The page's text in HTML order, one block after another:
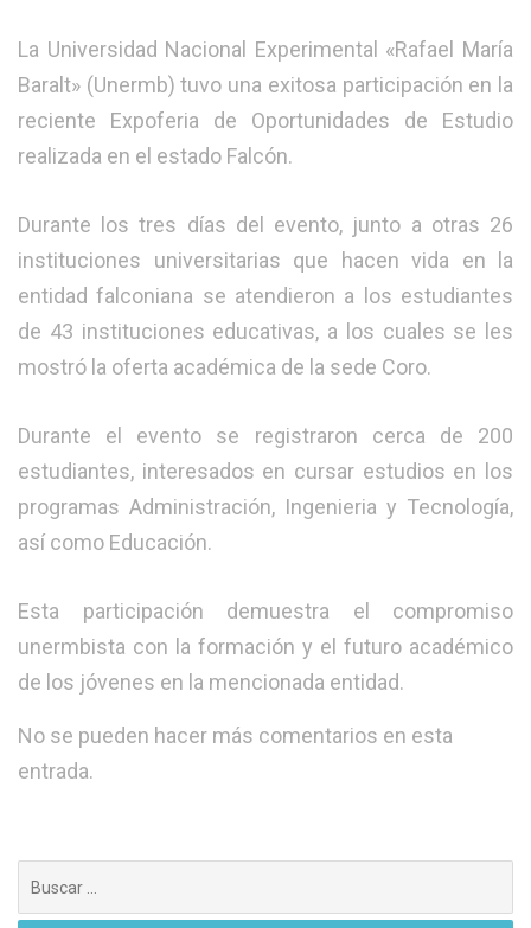
La Universidad Nacional Experimental «Rafael María
Baralt» (Unermb) tuvo una exitosa participación en la
reciente Expoferia de Oportunidades de Estudio
realizada en el estado Falcón.
Durante los tres días del evento, junto a otras 26
instituciones universitarias que hacen vida en la
entidad falconiana se atendieron a los estudiantes
de 43 instituciones educativas, a los cuales se les
mostró la oferta académica de la sede Coro.
Durante el evento se registraron cerca de 200
estudiantes, interesados en cursar estudios en los
programas Administración, Ingenieria y Tecnología,
así como Educación.
Esta participación demuestra el compromiso
unermbista con la formación y el futuro académico
de los jóvenes en la mencionada entidad.
No se pueden hacer más comentarios en esta
entrada.